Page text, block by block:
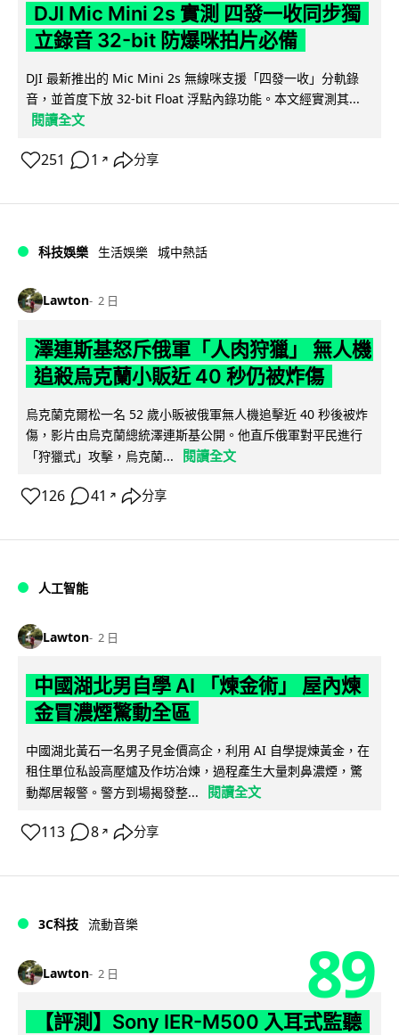
DJI Mic Mini 2s 實測 四發一收同步獨
立錄音 32-bit 防爆咪拍片必備
DJI 最新推出的 Mic Mini 2s 無線咪支援「四發一收」分軌錄
音，並首度下放 32-bit Float 浮點內錄功能。本文經實測其...
閱讀全文
251 1 ↗ 分享
科技娛樂 生活娛樂 城中熱話
Lawton 2 日
澤連斯基怒斥俄軍「人肉狩獵」 無人機
追殺烏克蘭小販近 40 秒仍被炸傷
烏克蘭克爾松一名 52 歲小販被俄軍無人機追擊近 40 秒後被炸
傷，影片由烏克蘭總統澤連斯基公開。他直斥俄軍對平民進行
「狩獵式」攻擊，烏克蘭...
閱讀全文
126 41 ↗ 分享
人工智能
Lawton 2 日
中國湖北男自學 AI 「煉金術」 屋內煉
金冒濃煙驚動全區
中國湖北黃石一名男子見金價高企，利用 AI 自學提煉黃金，在
租住單位私設高壓爐及作坊冶煉，過程產生大量刺鼻濃煙，驚
動鄰居報警。警方到場揭發整...
閱讀全文
113 8 ↗ 分享
3C科技 流動音樂
Lawton 2 日 89
【評測】Sony IER-M500 入耳式監聽